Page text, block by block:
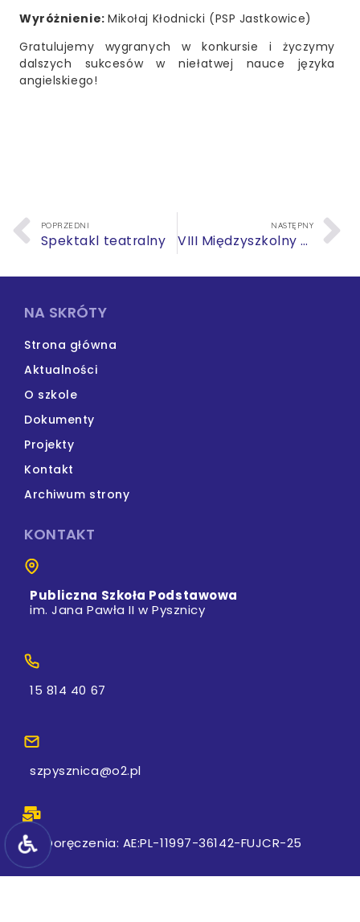
Wyróżnienie:Mikołaj Kłodnicki (PSP Jastkowice)
Gratulujemy wygranych w konkursie i życzymy
dalszych sukcesów w niełatwej nauce języka
angielskiego!
POPRZEDNI
Spektakl teatralny
NASTĘPNY
VIII Międzyszkolny Konkurs Recytatorski
NA SKRÓTY
Strona główna
Aktualności
O szkole
Dokumenty
Projekty
Kontakt
Archiwum strony
KONTAKT
Publiczna Szkoła Podstawowa
im. Jana Pawła II w Pysznicy
15 814 40 67
szpysznica@o2.pl
e-Doręczenia: AE:PL-11997-36142-FUJCR-25